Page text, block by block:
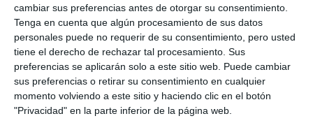
cambiar sus preferencias antes de otorgar su consentimiento.
Tenga en cuenta que algún procesamiento de sus datos
personales puede no requerir de su consentimiento, pero usted
tiene el derecho de rechazar tal procesamiento. Sus
preferencias se aplicarán solo a este sitio web. Puede cambiar
sus preferencias o retirar su consentimiento en cualquier
momento volviendo a este sitio y haciendo clic en el botón
"Privacidad" en la parte inferior de la página web.